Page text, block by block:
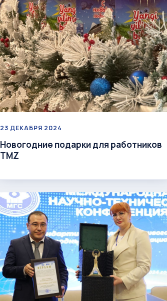
23 ДЕКАБРЯ 2024
Новогодние подарки для работников
TMZ